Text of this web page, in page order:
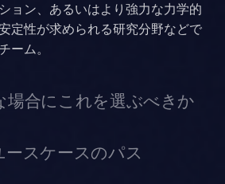
ョン、あるいはより強力な力学的
定性が求められる研究分野などで
ーム。
場合にこれを選ぶべきか
はオンボード構成のレベルに対し
ースケースのパス